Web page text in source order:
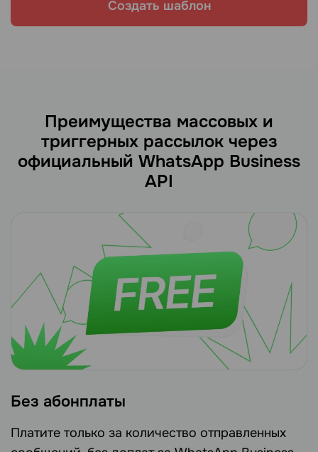
Создать шаблон
Преимущества массовых и
триггерных рассылок через
официальный WhatsApp Business
API
Без абонплаты
Платите только за количество отправленных